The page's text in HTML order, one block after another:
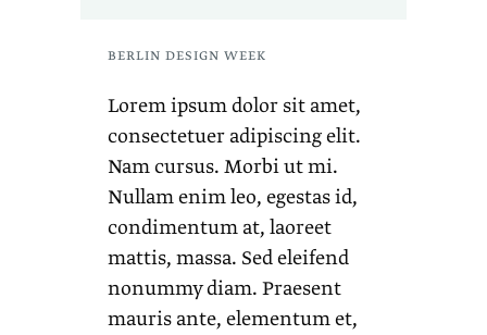
BERLIN DESIGN WEEK
Lorem ipsum dolor sit amet,
consectetuer adipiscing elit.
Nam cursus. Morbi ut mi.
Nullam enim leo, egestas id,
condimentum at, laoreet
mattis, massa. Sed eleifend
nonummy diam. Praesent
mauris ante, elementum et,